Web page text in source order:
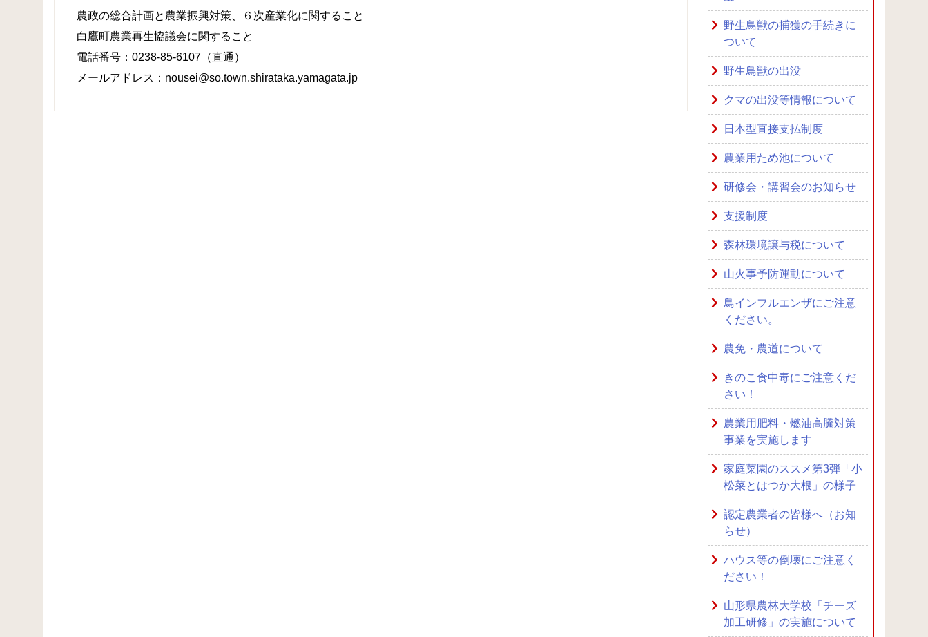
農政の総合計画と農業振興対策、６次産業化に関すること
白鷹町農業再生協議会に関すること
電話番号：0238-85-6107（直通）
メールアドレス：nousei@so.town.shirataka.yamagata.jp
野生鳥獣の捕獲の手続きに
ついて
野生鳥獣の出没
クマの出没等情報について
日本型直接支払制度
農業用ため池について
研修会・講習会のお知らせ
支援制度
森林環境譲与税について
山火事予防運動について
鳥インフルエンザにご注意
ください。
農免・農道について
きのこ食中毒にご注意くだ
さい！
農業用肥料・燃油高騰対策
事業を実施します
家庭菜園のススメ第3弾「小
松菜とはつか大根」の様子
認定農業者の皆様へ（お知
らせ）
ハウス等の倒壊にご注意く
ださい！
山形県農林大学校「チーズ
加工研修」の実施について